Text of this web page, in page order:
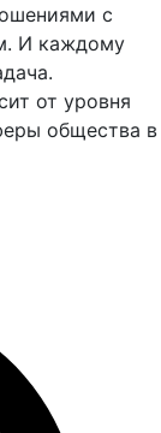
с
И каждому
от уровня
общества в